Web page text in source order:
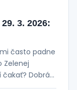
3. 2026:
často padne
Zelenej
Dobrá